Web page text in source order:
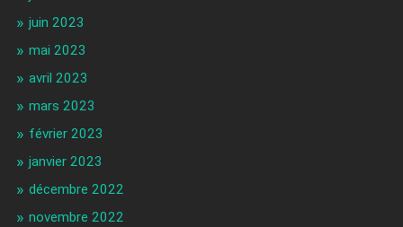
juin 2023
mai 2023
avril 2023
mars 2023
février 2023
janvier 2023
décembre 2022
novembre 2022